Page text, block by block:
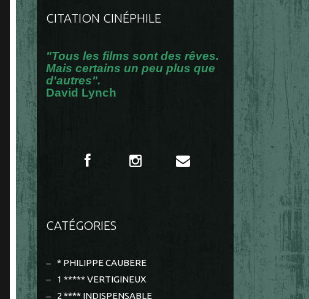
CITATION CINÉPHILE
"Tous les films sont des rêves.
Mais certains un peu plus que
d'autres".
David Lynch
CATÉGORIES
* PHILIPPE CAUBERE
1 ***** VERTIGINEUX
2 **** INDISPENSABLE